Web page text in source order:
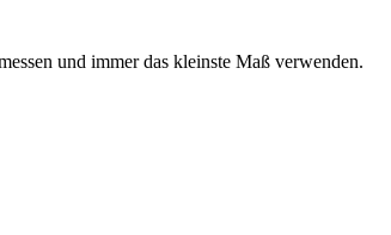
und immer das kleinste Maß verwenden.